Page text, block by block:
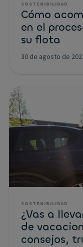
SOSTENIBILIDAD
Cómo
en el
su flota
30 de agosto de
SOSTENIBILIDAD
¿Vas a
de
consejos,